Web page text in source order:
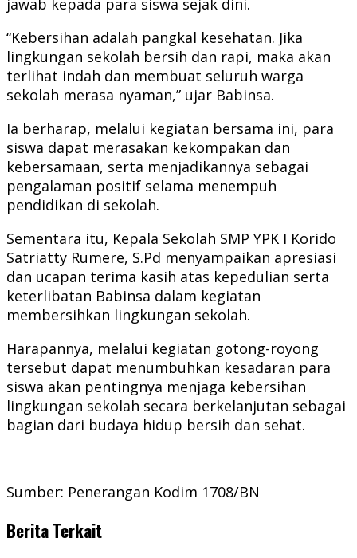
jawab kepada para siswa sejak dini.
“Kebersihan adalah pangkal kesehatan. Jika
lingkungan sekolah bersih dan rapi, maka akan
terlihat indah dan membuat seluruh warga
sekolah merasa nyaman,” ujar Babinsa.
Ia berharap, melalui kegiatan bersama ini, para
siswa dapat merasakan kekompakan dan
kebersamaan, serta menjadikannya sebagai
pengalaman positif selama menempuh
pendidikan di sekolah.
Sementara itu, Kepala Sekolah SMP YPK I Korido
Satriatty Rumere, S.Pd menyampaikan apresiasi
dan ucapan terima kasih atas kepedulian serta
keterlibatan Babinsa dalam kegiatan
membersihkan lingkungan sekolah.
Harapannya, melalui kegiatan gotong-royong
tersebut dapat menumbuhkan kesadaran para
siswa akan pentingnya menjaga kebersihan
lingkungan sekolah secara berkelanjutan sebagai
bagian dari budaya hidup bersih dan sehat.
Sumber: Penerangan Kodim 1708/BN
Berita Terkait